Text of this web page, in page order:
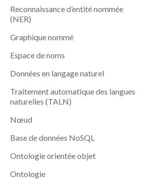
Reconnaissance d’entité nommée
(NER)
Graphique nommé
Espace de noms
Données en langage naturel
Traitement automatique des langues
naturelles (TALN)
Nœud
Base de données NoSQL
Ontologie orientée objet
Ontologie